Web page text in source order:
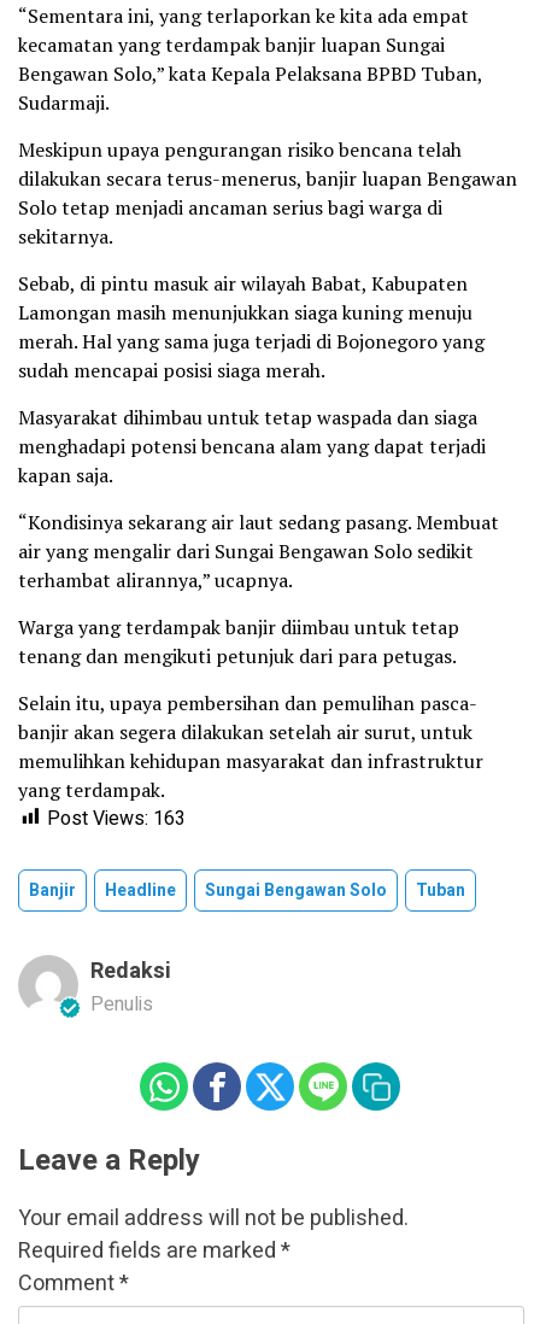
“Sementara ini, yang terlaporkan ke kita ada empat
kecamatan yang terdampak banjir luapan Sungai
Bengawan Solo,” kata Kepala Pelaksana BPBD Tuban,
Sudarmaji.
Meskipun upaya pengurangan risiko bencana telah
dilakukan secara terus-menerus, banjir luapan Bengawan
Solo tetap menjadi ancaman serius bagi warga di
sekitarnya.
Sebab, di pintu masuk air wilayah Babat, Kabupaten
Lamongan masih menunjukkan siaga kuning menuju
merah. Hal yang sama juga terjadi di Bojonegoro yang
sudah mencapai posisi siaga merah.
Masyarakat dihimbau untuk tetap waspada dan siaga
menghadapi potensi bencana alam yang dapat terjadi
kapan saja.
“Kondisinya sekarang air laut sedang pasang. Membuat
air yang mengalir dari Sungai Bengawan Solo sedikit
terhambat alirannya,” ucapnya.
Warga yang terdampak banjir diimbau untuk tetap
tenang dan mengikuti petunjuk dari para petugas.
Selain itu, upaya pembersihan dan pemulihan pasca-
banjir akan segera dilakukan setelah air surut, untuk
memulihkan kehidupan masyarakat dan infrastruktur
yang terdampak.
Post Views: 163
Banjir Headline Sungai Bengawan Solo Tuban
Redaksi
Penulis
Leave a Reply
Your email address will not be published.
Required fields are marked*
Comment*